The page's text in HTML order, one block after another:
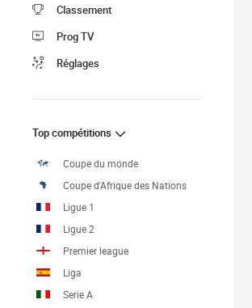
Classement
Prog TV
Réglages
Top compétitions
Coupe du monde
Coupe d'Afrique des Nations
Ligue 1
Ligue 2
Premier league
Liga
Serie A